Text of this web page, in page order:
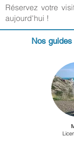
Réservez votre
aujourd'hui !
Nos